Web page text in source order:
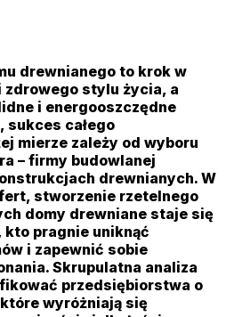
drewnianego to krok w
stylu życia, a
i energooszczędne
sukces całego
mierze zależy od wyboru
– firmy budowlanej
drewnianych. W
stworzenie rzetelnego
domy drewniane staje się
pragnie uniknąć
i zapewnić sobie
Skrupulatna analiza
przedsiębiorstwa o
wyróżniają się